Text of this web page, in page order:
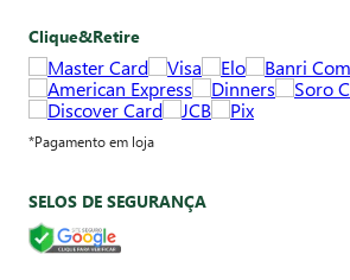
Clique&Retire
*Pagamento em loja
SELOS DE SEGURANÇA